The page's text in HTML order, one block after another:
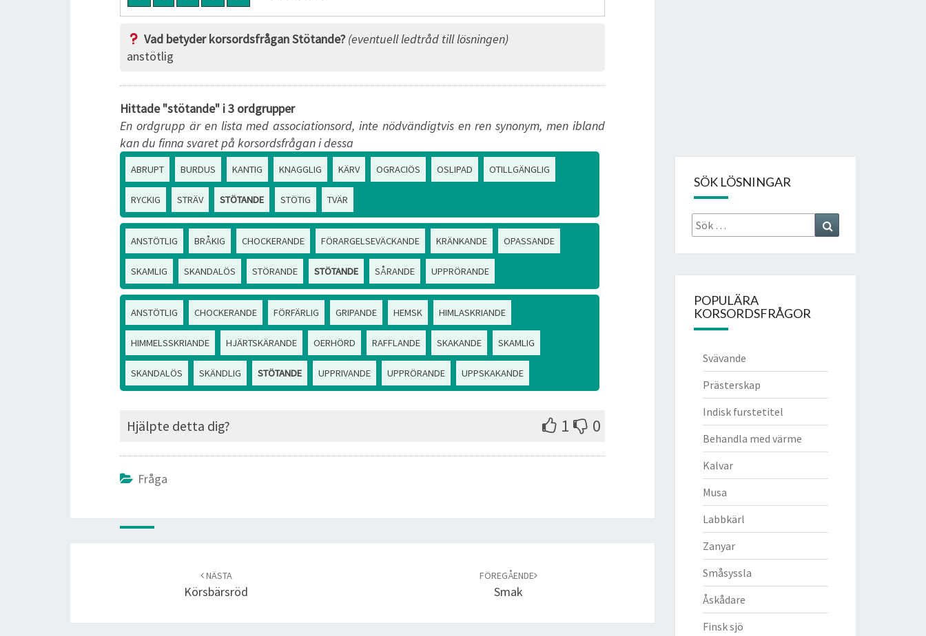
Vad betyder korsordsfrågan Stötande? (eventuell ledtråd till lösningen)
anstötlig
Hittade "stötande" i 3 ordgrupper
En ordgrupp är en lista med associationsord, inte nödvändigtvis en ren synonym, men ibland
kan du finna svaret på korsordsfrågan i dessa
ABRUPT BURDUS KANTIG KNAGGLIG KÄRV OGRACIÖS OSLIPAD OTILLGÄNGLIG
RYCKIG STRÄV STÖTANDE STÖTIG TVÄR
ANSTÖTLIG BRÅKIG CHOCKERANDE FÖRARGELSEVÄCKANDE KRÄNKANDE OPASSANDE
SKAMLIG SKANDALÖS STÖRANDE STÖTANDE SÅRANDE UPPRÖRANDE
ANSTÖTLIG CHOCKERANDE FÖRFÄRLIG GRIPANDE HEMSK HIMLASKRIANDE
HIMMELSSKRIANDE HJÄRTSKÄRANDE OERHÖRD RAFFLANDE SKAKANDE SKAMLIG
SKANDALÖS SKÄNDLIG STÖTANDE UPPRIVANDE UPPRÖRANDE UPPSKAKANDE
Hjälpte detta dig? 1 0
Fråga
NÄSTA
Körsbärsröd
FÖREGÅENDE
Smak
SÖK LÖSNINGAR
Sök
efter:
POPULÄRA
KORSORDSFRÅGOR
Svävande
Prästerskap
Indisk furstetitel
Behandla med värme
Kalvar
Musa
Labbkärl
Zanyar
Småsyssla
Åskådare
Finsk sjö